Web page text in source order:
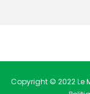
Copyright © 2022 Le